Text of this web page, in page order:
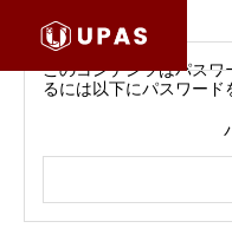
このコンテンツはパス
るには以下にパスワード